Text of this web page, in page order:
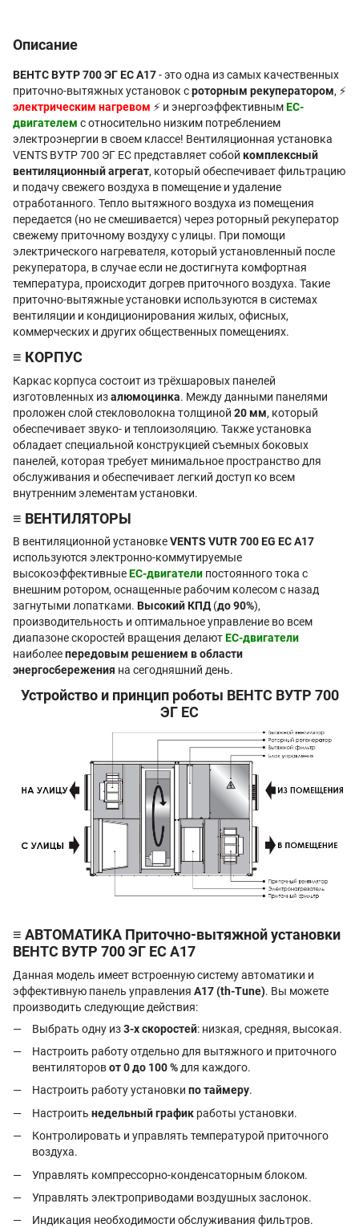
Описание
ВЕНТС ВУТР 700 ЭГ EC А17- это одна из самых качественных
приточно-вытяжных установок сроторным рекуператором, ⚡
электрическим нагревом ⚡ и энергоэффективнымEC-
двигателем с относительно низким потреблением
электроэнергии в своем классе! Вентиляционная установка
VENTS ВУТР 700 ЭГ EC представляет собой комплексный
вентиляционный агрегат, который обеспечивает фильтрацию
и подачу свежего воздуха в помещение и удаление
отработанного. Тепло вытяжного воздуха из помещения
передается (но не смешивается) через роторный рекуператор
свежему приточному воздуху с улицы. При помощи
электрического нагревателя, который установленный после
рекуператора, в случае если не достигнута комфортная
температура, происходит догрев приточного воздуха. Такие
приточно-вытяжные установки используются в системах
вентиляции и кондиционирования жилых, офисных,
коммерческих и других общественных помещениях.
≡ КОРПУС
Каркас корпуса состоит из трёхшаровых панелей
изготовленных изалюмоцинка. Между данными панелями
проложен слой стекловолокна толщиной 20 мм, который
обеспечивает звуко- и теплоизоляцию. Также установка
обладает специальной конструкцией съемных боковых
панелей, которая требует минимальное пространство для
обслуживания и обеспечивает легкий доступ ко всем
внутренним элементам установки.
≡ ВЕНТИЛЯТОРЫ
В вентиляционной установкеVENTS VUTR 700 EG EC А17
используются электронно-коммутируемые
высокоэффективныеEC-двигатели постоянного тока с
внешним ротором, оснащенные рабочим колесом с назад
загнутыми лопатками. Высокий КПД(до 90%),
производительность и оптимальное управление во всем
диапазоне скоростей вращения делаютЕС-двигатели
наиболеепередовым решением в области
энергосбережения на сегодняшний день.
Устройство и принцип роботы ВЕНТС ВУТР 700
ЭГ EC
≡ АВТОМАТИКА Приточно-вытяжной установки
ВЕНТС ВУТР 700 ЭГ EC А17
Данная модель имеет встроенную систему автоматики и
эффективную панель управления А17 (th-Tune). Вы можете
производить следующие действия:
Выбрать одну из3-х скоростей: низкая, средняя, высокая.
Настроить работу отдельно для вытяжного и приточного
вентиляторовот 0 до 100 % для каждого.
Настроить работу установки по таймеру.
Настроить недельный график работы установки.
Контролировать и управлять температурой приточного
воздуха.
Управлять компрессорно-конденсаторным блоком.
Управлять электроприводами воздушных заслонок.
Индикация необходимости обслуживания фильтров.